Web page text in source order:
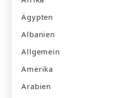
Ägypten
Albanien
Allgemein
Amerika
Arabien